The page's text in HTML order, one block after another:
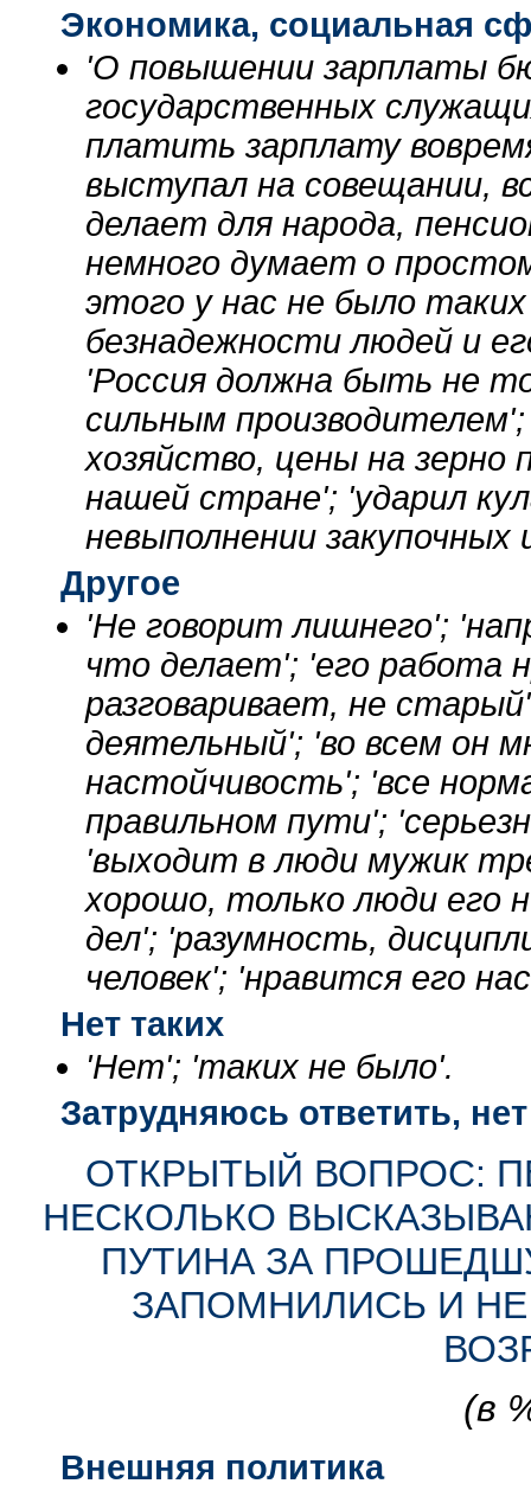
Экономика, социальная
'О повышении зарплаты
государственных
платить зарплату
выступал на совещании,
делает для народа,
немного думает о
этого у нас не было
безнадежности людей и
'Россия должна быть не
сильным
хозяйство, цены на зерно
нашей стране'; 'ударил
невыполнении
Другое
'Не говорит лишнего';
что делает'; 'его работа
разговаривает, не
деятельный'; 'во всем он
настойчивость'; 'все
правильном пути';
'выходит в люди мужик
хорошо, только люди его
дел'; 'разумность,
человек'; 'нравится его
Нет таких
'Нет'; 'таких не было'.
Затрудняюсь ответить,
ОТКРЫТЫЙ ВОПРОС:
НЕСКОЛЬКО
ПУТИНА ЗА
ЗАПОМНИЛИСЬ И
(в
Внешняя политика